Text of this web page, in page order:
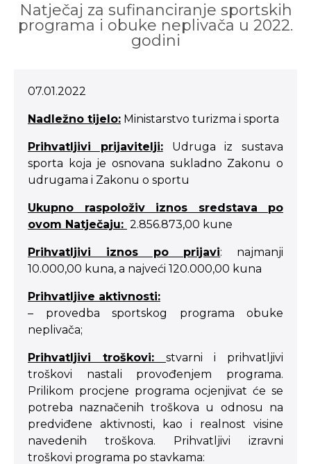
Natječaj za sufinanciranje sportskih
programa i obuke neplivača u 2022.
godini
07.01.2022
Nadležno tijelo: Ministarstvo turizma i sporta
Prihvatljivi prijavitelji:Udruga iz sustava
sporta koja je osnovana sukladno Zakonu o
udrugama i Zakonu o sportu
Ukupno raspoloživ iznos sredstava po
ovom Natječaju: 2.856.873,00 kune
Prihvatljivi iznos po prijavi: najmanji
10.000,00 kuna, a najveći 120.000,00 kuna
Prihvatljive aktivnosti:
– provedba sportskog programa obuke
neplivača;
Prihvatljivi troškovi: stvarni i prihvatljivi
troškovi nastali provođenjem programa.
Prilikom procjene programa ocjenjivat će se
potreba naznačenih troškova u odnosu na
predviđene aktivnosti, kao i realnost visine
navedenih troškova. Prihvatljivi izravni
troškovi programa po stavkama: